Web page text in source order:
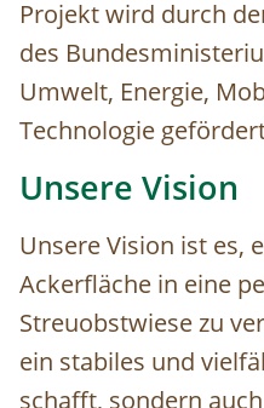
Projekt wird durch
des
Umwelt, Energie,
Technologie
Unsere Vision
Unsere Vision ist es,
Ackerfläche in eine
Streuobstwiese zu
ein stabiles und
schafft, sondern